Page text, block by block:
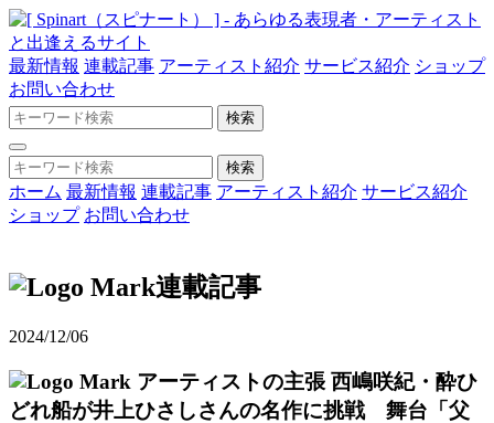
最新情報 連載記事 アーティスト紹介 サービス紹介 ショップ
お問い合わせ
ホーム 最新情報 連載記事 アーティスト紹介 サービス紹介
ショップ お問い合わせ
連載記事
2024/12/06
アーティストの主張 西嶋咲紀・酔ひ
どれ船が井上ひさしさんの名作に挑戦 舞台「父